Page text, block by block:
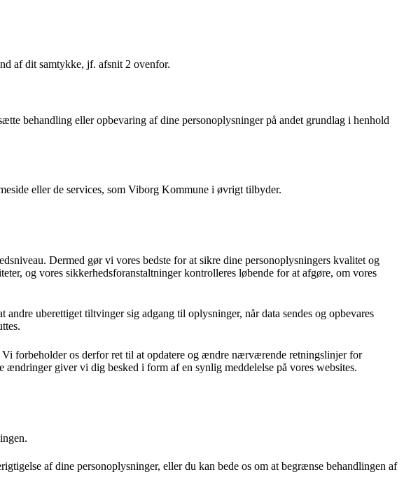
af dit samtykke, jf. afsnit 2 ovenfor.
behandling eller opbevaring af dine personoplysninger på andet grundlag i henhold
eller de services, som Viborg Kommune i øvrigt tilbyder.
Dermed gør vi vores bedste for at sikre dine personoplysningers kvalitet og
og vores sikkerhedsforanstaltninger kontrolleres løbende for at afgøre, om vores
uberettiget tiltvinger sig adgang til oplysninger, når data sendes og opbevares
forbeholder os derfor ret til at opdatere og ændre nærværende retningslinjer for
giver vi dig besked i form af en synlig meddelelse på vores websites.
af dine personoplysninger, eller du kan bede os om at begrænse behandlingen af